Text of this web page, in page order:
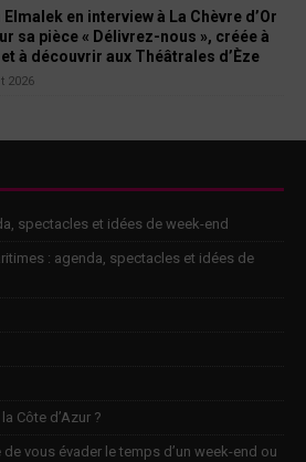
Elmalek en interview à La Chèvre d’Or
sa pièce « Délivrez-nous », créée à
à découvrir aux Théâtrales d’Èze
2026
spectacles et idées de week-end
: agenda, spectacles et idées de
Côte d’Azur ?
vous évader le temps d’un week-end ou